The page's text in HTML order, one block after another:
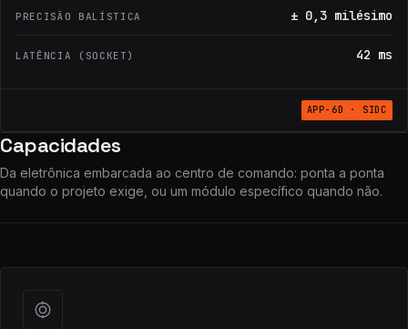
PRECISÃO BALÍSTICA ± 0,3 milésimo
LATÊNCIA (SOCKET) 42 ms
APP-6D · SIDC
Capacidades
Da eletrônica embarcada ao centro de comando: ponta a ponta
quando o projeto exige, ou um módulo específico quando não.